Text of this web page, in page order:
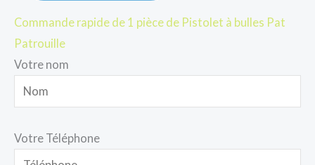
Commande rapide de 1 pièce de Pistolet à bulles Pat
Patrouille
Votre nom
Votre Téléphone